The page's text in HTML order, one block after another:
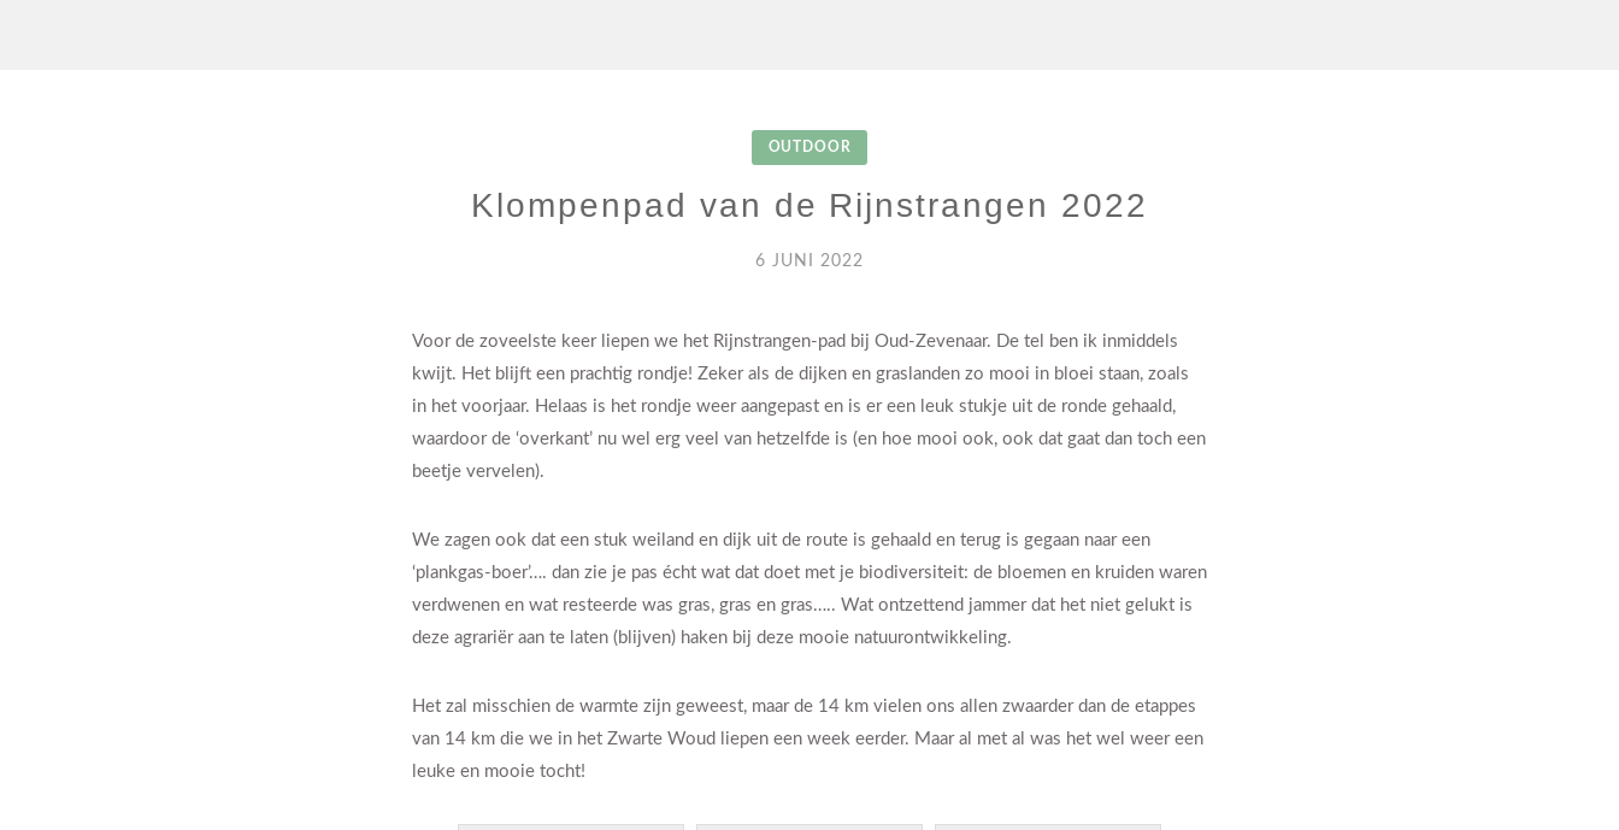
OUTDOOR
Klompenpad van de Rijnstrangen 2022
6 JUNI 2022
Voor de zoveelste keer liepen we het Rijnstrangen-pad bij Oud-Zevenaar. De tel ben ik inmiddels
kwijt. Het blijft een prachtig rondje! Zeker als de dijken en graslanden zo mooi in bloei staan, zoals
in het voorjaar. Helaas is het rondje weer aangepast en is er een leuk stukje uit de ronde gehaald,
waardoor de ‘overkant’ nu wel erg veel van hetzelfde is (en hoe mooi ook, ook dat gaat dan toch een
beetje vervelen).
We zagen ook dat een stuk weiland en dijk uit de route is gehaald en terug is gegaan naar een
‘plankgas-boer’…. dan zie je pas écht wat dat doet met je biodiversiteit: de bloemen en kruiden waren
verdwenen en wat resteerde was gras, gras en gras….. Wat ontzettend jammer dat het niet gelukt is
deze agrariër aan te laten (blijven) haken bij deze mooie natuurontwikkeling.
Het zal misschien de warmte zijn geweest, maar de 14 km vielen ons allen zwaarder dan de etappes
van 14 km die we in het Zwarte Woud liepen een week eerder. Maar al met al was het wel weer een
leuke en mooie tocht!